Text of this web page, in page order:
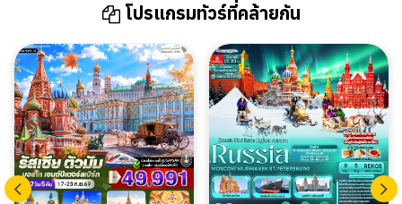
โปรแกรมทัวร์ที่คล้ายกัน